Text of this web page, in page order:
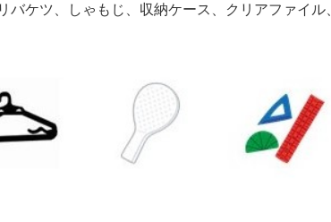
バケツ、しゃもじ、収納ケース、クリアファイ